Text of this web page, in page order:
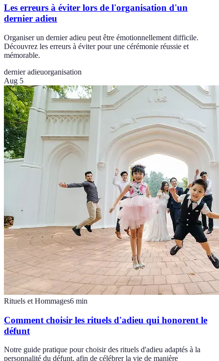
Les erreurs à éviter lors de l'organisation d'un
dernier adieu
Organiser un dernier adieu peut être émotionnellement difficile.
Découvrez les erreurs à éviter pour une cérémonie réussie et
mémorable.
dernier adieuorganisation
Aug 5
Rituels et Hommages6 min
Comment choisir les rituels d'adieu qui honorent le
défunt
Notre guide pratique pour choisir des rituels d'adieu adaptés à la
personnalité du défunt, afin de célébrer la vie de manière